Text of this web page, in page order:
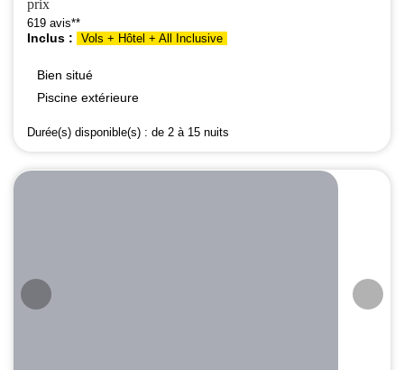
619 avis**
Inclus : Vols + Hôtel + All Inclusive
Bien situé
Piscine extérieure
Durée(s) disponible(s) : de 2 à 15 nuits